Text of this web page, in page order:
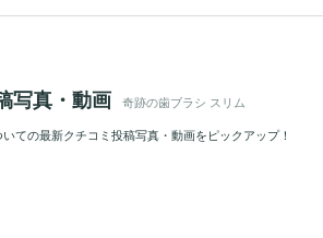
写真・動画 奇跡の歯ブラシ スリム
ての最新クチコミ投稿写真・動画をピックアップ！